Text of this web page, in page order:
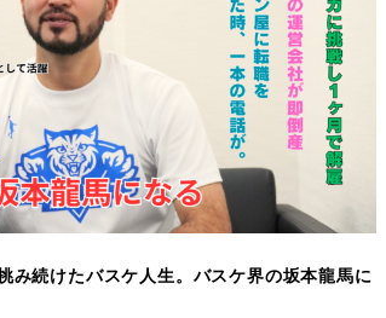
み続けたバスケ人生。バスケ界の坂本龍馬に